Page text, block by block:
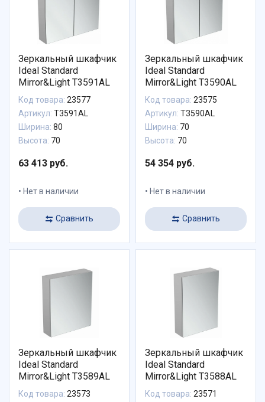
Зеркальный шкафчик
Ideal Standard
Mirror&Light T3591AL
Код товара: 23577
Артикул: T3591AL
Ширина: 80
Высота: 70
63 413 руб.
Нет в наличии
Сравнить
Зеркальный шкафчик
Ideal Standard
Mirror&Light T3590AL
Код товара: 23575
Артикул: T3590AL
Ширина: 70
Высота: 70
54 354 руб.
Нет в наличии
Сравнить
Зеркальный шкафчик
Ideal Standard
Mirror&Light T3589AL
Код товара: 23573
Зеркальный шкафчик
Ideal Standard
Mirror&Light T3588AL
Код товара: 23571